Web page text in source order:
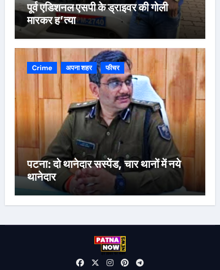
पूर्व एडिशनल एसपी के ड्राइवर की गोली
मारकर ह’त्या
Crime अपना शहर फीचर
पटना: दो थानेदार सस्पेंड, चार थानों में नये
थानेदार